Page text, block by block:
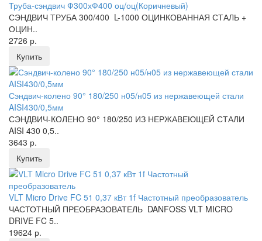
Труба-сэндвич Ф300хФ400 оц/оц(Коричневый)
СЭНДВИЧ ТРУБА 300/400 L-1000 ОЦИНКОВАННАЯ СТАЛЬ +
ОЦИН..
2726 р.
Купить
Сэндвич-колено 90° 180/250 н05/н05 из нержавеющей стали
AISI430/0,5мм
СЭНДВИЧ-КОЛЕНО 90° 180/250 ИЗ НЕРЖАВЕЮЩЕЙ СТАЛИ
AISI 430 0,5..
3643 р.
Купить
VLT Micro Drive FC 51 0,37 кВт 1f Частотный преобразователь
ЧАСТОТНЫЙ ПРЕОБРАЗОВАТЕЛЬ DANFOSS VLT MICRO
DRIVE FC 5..
19624 р.